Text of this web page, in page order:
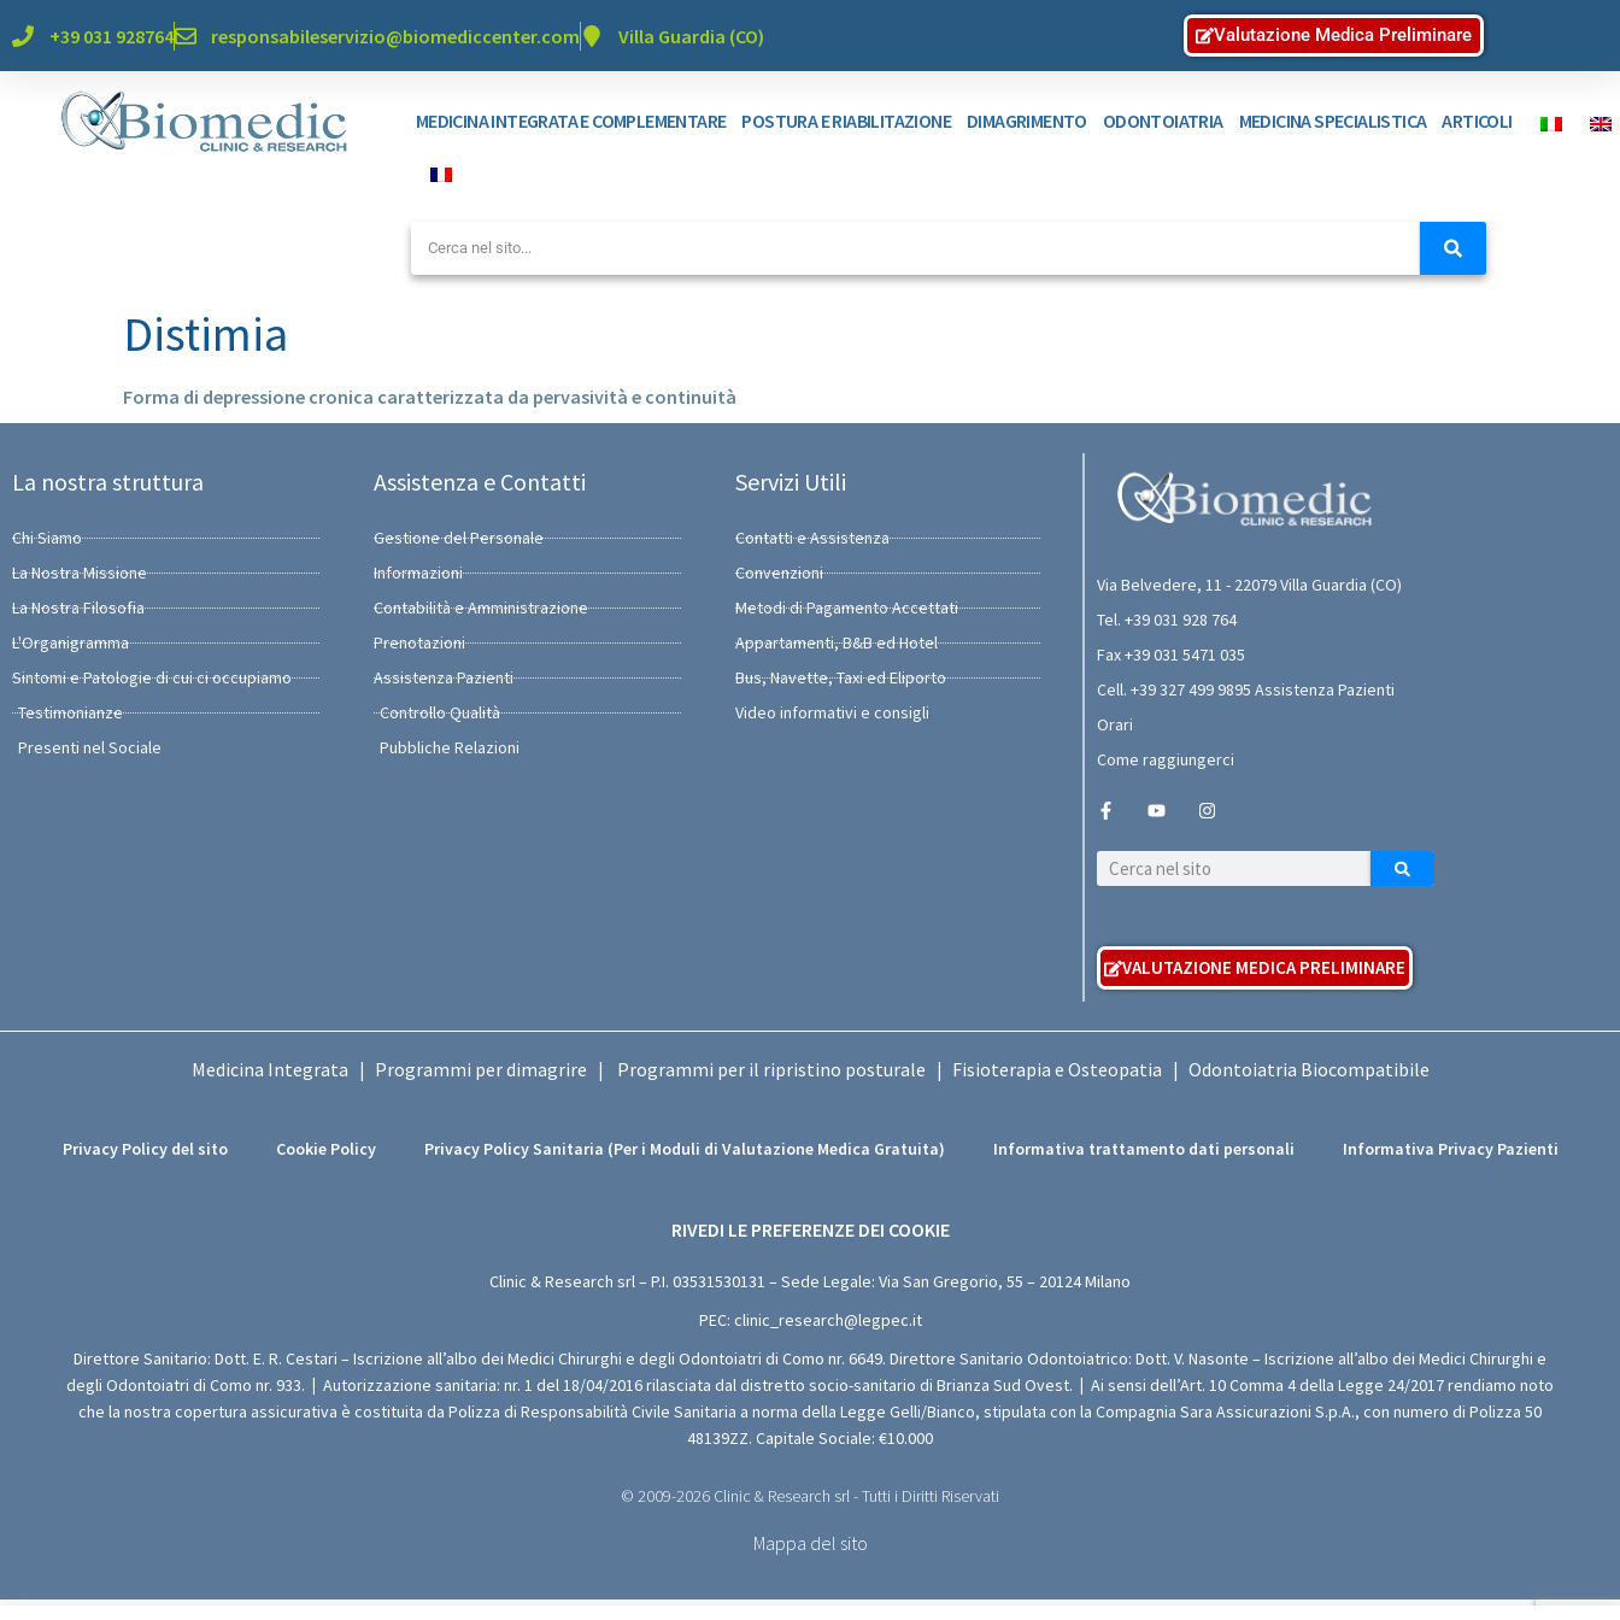
+39 031 928764 responsabileservizio@biomediccenter.com Villa Guardia (CO) Valutazione Medica Preliminare
MEDICINA INTEGRATA E COMPLEMENTARE POSTURA E RIABILITAZIONE DIMAGRIMENTO ODONTOIATRIA MEDICINA SPECIALISTICA ARTICOLI
Distimia
Forma di depressione cronica caratterizzata da pervasività e continuità
La nostra struttura
Chi Siamo
La Nostra Missione
La Nostra Filosofia
L'Organigramma
Sintomi e Patologie di cui ci occupiamo
Testimonianze
Presenti nel Sociale
Assistenza e Contatti
Gestione del Personale
Informazioni
Contabilità e Amministrazione
Prenotazioni
Assistenza Pazienti
Controllo Qualità
Pubbliche Relazioni
Servizi Utili
Contatti e Assistenza
Convenzioni
Metodi di Pagamento Accettati
Appartamenti, B&B ed Hotel
Bus, Navette, Taxi ed Eliporto
Video informativi e consigli
Via Belvedere, 11 - 22079 Villa Guardia (CO)
Tel. +39 031 928 764
Fax +39 031 5471 035
Cell. +39 327 499 9895 Assistenza Pazienti
Orari
Come raggiungerci
VALUTAZIONE MEDICA PRELIMINARE
Medicina Integrata Programmi per dimagrire Programmi per il ripristino posturale Fisioterapia e Osteopatia Odontoiatria Biocompatibile
Privacy Policy del sito Cookie Policy Privacy Policy Sanitaria (Per i Moduli di Valutazione Medica Gratuita) Informativa trattamento dati personali Informativa Privacy Pazienti
RIVEDI LE PREFERENZE DEI COOKIE
Clinic & Research srl – P.I. 03531530131 – Sede Legale: Via San Gregorio, 55 – 20124 Milano
PEC: clinic_research@legpec.it
Direttore Sanitario: Dott. E. R. Cestari – Iscrizione all’albo dei Medici Chirurghi e degli Odontoiatri di Como nr. 6649. Direttore Sanitario Odontoiatrico: Dott. V. Nasonte – Iscrizione all’albo dei Medici Chirurghi e
degli Odontoiatri di Como nr. 933.
Autorizzazione sanitaria: nr. 1 del 18/04/2016 rilasciata dal distretto socio-sanitario di Brianza Sud Ovest.
Ai sensi dell’Art. 10 Comma 4 della Legge 24/2017 rendiamo noto
che la nostra copertura assicurativa è costituita da Polizza di Responsabilità Civile Sanitaria a norma della Legge Gelli/Bianco, stipulata con la Compagnia Sara Assicurazioni S.p.A., con numero di Polizza 50
48139ZZ. Capitale Sociale: €10.000
© 2009-2026 Clinic & Research srl - Tutti i Diritti Riservati
Mappa del sito